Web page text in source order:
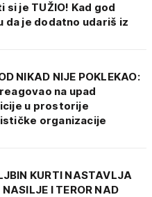
si je TUŽIO! Kad god
da je dodatno udariš iz
NIKAD NIJE POKLEKAO:
na upad
u prostorije
organizacije
KURTI NASTAVLJA
NASILJE I TEROR NAD